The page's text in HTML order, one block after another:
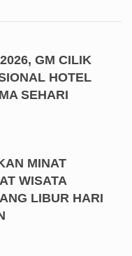
GM CILIK
HOTEL
SEHARI
MINAT
WISATA
LIBUR HARI